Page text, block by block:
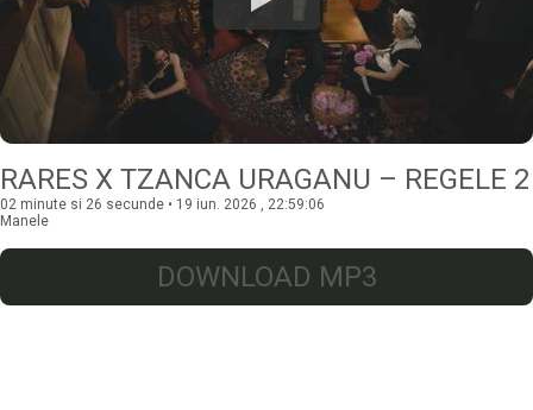
RARES X TZANCA URAGANU – REGELE 2
02 minute si 26 secunde • 19 iun. 2026 , 22:59:06
Manele
DOWNLOAD MP3